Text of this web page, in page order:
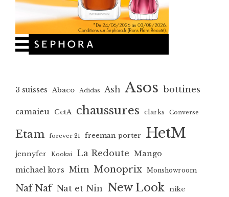
3 suisses Abaco Adidas Ash Asos bottines
camaieu CetA chaussures clarks Converse
Etam forever 21 freeman porter HetM
jennyfer Kookai La Redoute Mango
michael kors Mim Monoprix Monshowroom
Naf Naf Nat et Nin New Look nike